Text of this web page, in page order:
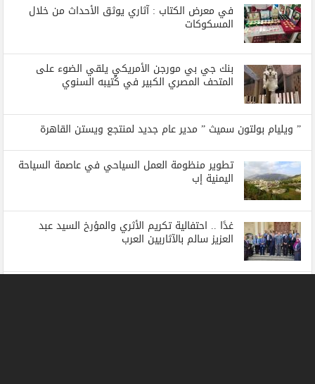
في معرض الكتاب : آثاري يوثق الأحداث من خلال
المسكوكات
بنك جي بي مورجن الأمريكي يلقي الضوء على
المتحف المصري الكبير في كُتيبه السنوي
” ويليام بولتون سميث ” مدير عام جديد لمنتجع ويستن القاهرة
تطوير منظومة العمل السياحي في عاصمة السياحة
اليمنية إب
غدًا .. احتفالية تكريم الأثري والمؤرخ السيد عبد
العزيز سالم بالآثاريين العرب